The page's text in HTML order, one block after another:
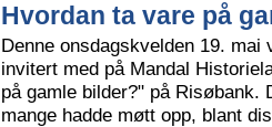
Hvordan ta vare på
Denne onsdagskvelden 19.
invitert med på Mandal
på gamle bilder?" på
mange hadde møtt opp, blant